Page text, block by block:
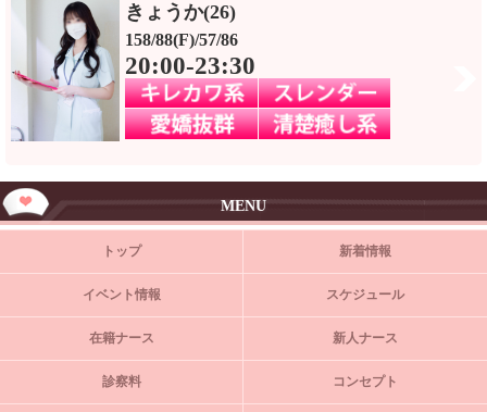
きょうか(26)
158/88(F)/57/86
20:00-23:30
MENU
トップ 新着情報
イベント情報 スケジュール
在籍ナース 新人ナース
診察料 コンセプト